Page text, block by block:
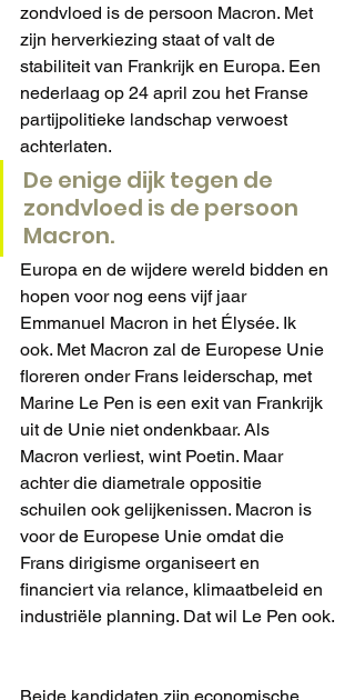
zondvloed is de persoon Macron. Met
zijn herverkiezing staat of valt de
stabiliteit van Frankrijk en Europa. Een
nederlaag op 24 april zou het Franse
partijpolitieke landschap verwoest
achterlaten.
De enige dijk tegen de
zondvloed is de persoon
Macron.
Europa en de wijdere wereld bidden en
hopen voor nog eens vijf jaar
Emmanuel Macron in het Élysée. Ik
ook. Met Macron zal de Europese Unie
floreren onder Frans leiderschap, met
Marine Le Pen is een exit van Frankrijk
uit de Unie niet ondenkbaar. Als
Macron verliest, wint Poetin. Maar
achter die diametrale oppositie
schuilen ook gelijkenissen. Macron is
voor de Europese Unie omdat die
Frans dirigisme organiseert en
financiert via relance, klimaatbeleid en
industriële planning. Dat wil Le Pen ook.
Beide kandidaten zijn economische